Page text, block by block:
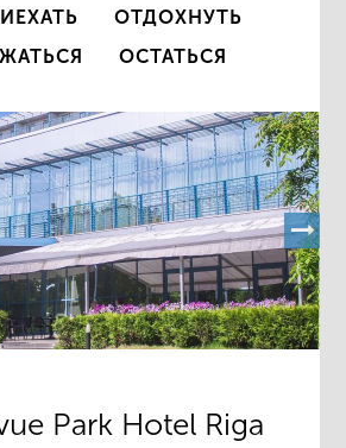
ОТДОХНУТЬ
ОСТАТЬСЯ
Park Hotel Riga